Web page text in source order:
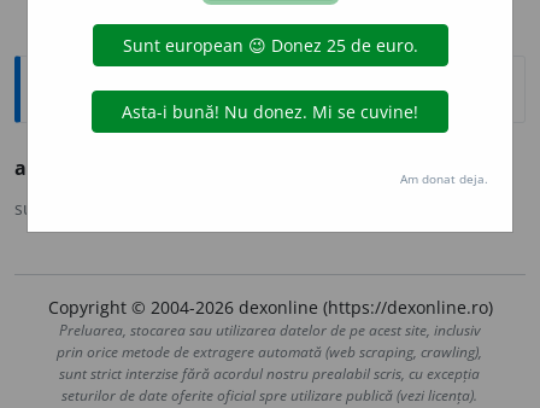
Ortografice DOOM
absente
sursa:
Copyright © 2004-2026 dexonline (https://dexonline.ro)
Preluarea, stocarea sau utilizarea datelor de pe acest site, inclusiv
prin orice metode de extragere automată (web scraping, crawling),
sunt strict interzise fără acordul nostru prealabil scris, cu excepția
seturilor de date oferite oficial spre utilizare publică (vezi licența).
Am donat deja.